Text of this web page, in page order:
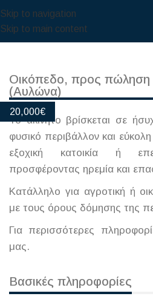
Skip to navigation
Skip to main content
20,000€
Οικόπεδο, προς πώληση
(Αυλώνα)
Το ακίνητο βρίσκεται σε
φυσικό περιβάλλον και
εξοχική κατοικία ή
προσφέροντας ηρεμία και
Κατάλληλο για αγροτική ή
με τους όρους δόμησης της
Για περισσότερες
μας.
Βασικές πληροφορίες